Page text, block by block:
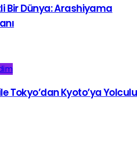
Bir Dünya: Arashiyama
Tokyo’dan Kyoto’ya